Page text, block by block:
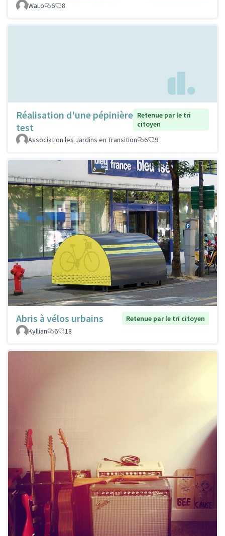
WaLo
6 8
Réalisation d'une pépinière
test
Retenue par le tri
citoyen
Association les Jardins en Transition
6 9
Abris à vélos urbains
Retenue par le tri citoyen
Kyllian
6 18